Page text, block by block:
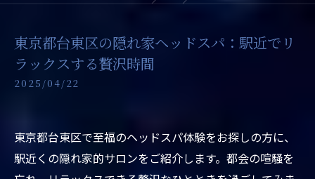
東京都台東区の隠れ家ヘッドスパ：駅近でリ
ラックスする贅沢時間
2025/04/22
東京都台東区で至福のヘッドスパ体験をお探しの方に、
駅近くの隠れ家的サロンをご紹介します。都会の喧騒を